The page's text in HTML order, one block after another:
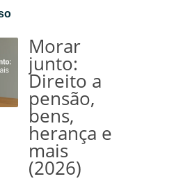
Leia mais →
Morar
junto:
Direito a
pensão,
bens,
herança e
mais
(2026)